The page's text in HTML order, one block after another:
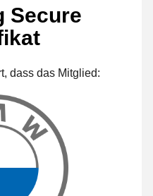
Secure
dass das Mitglied: